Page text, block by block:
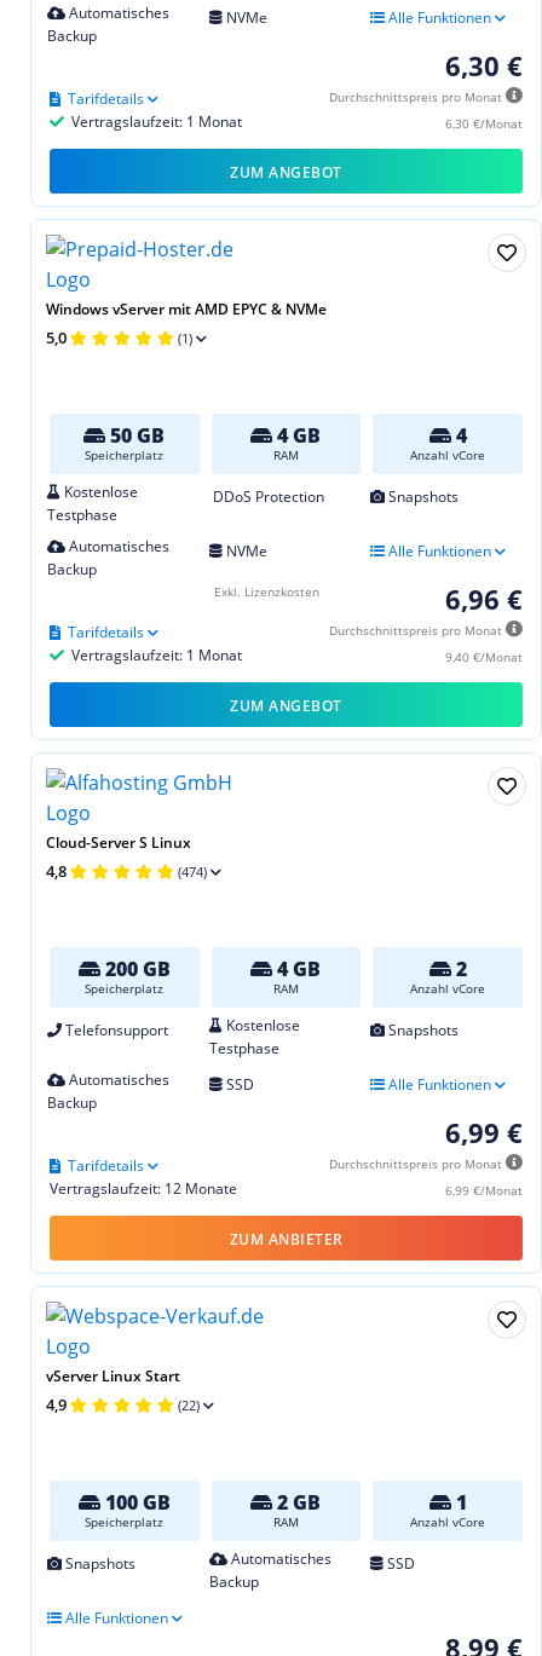
Automatisches
Backup
NVMe Alle Funktionen
6,30 €
Durchschnittspreis pro Monat
6,30 €/Monat
Vertragslaufzeit: 1 Monat
Tarifdetails
ZUM ANGEBOT
Windows vServer mit AMD EPYC & NVMe
5,0 (1)
50 GB
Speicherplatz
4 GB
RAM
4
Anzahl vCore
Kostenlose
Testphase
DDoS Protection Snapshots
Automatisches
Backup
NVMe Alle Funktionen
6,96 €
Durchschnittspreis pro Monat
9,40 €/Monat
Vertragslaufzeit: 1 Monat
Tarifdetails
Exkl. Lizenzkosten
ZUM ANGEBOT
Cloud-Server S Linux
4,8 (474)
200 GB
Speicherplatz
4 GB
RAM
2
Anzahl vCore
Telefonsupport
Kostenlose
Testphase
Snapshots
Automatisches
Backup
SSD Alle Funktionen
6,99 €
Durchschnittspreis pro Monat
6,99 €/Monat
Vertragslaufzeit: 12 Monate
Tarifdetails
ZUM ANBIETER
vServer Linux Start
4,9 (22)
100 GB
Speicherplatz
2 GB
RAM
1
Anzahl vCore
Snapshots
Automatisches
Backup
SSD
Alle Funktionen
8,99 €